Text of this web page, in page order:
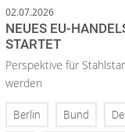
02.07.2026
NEUES EU-
STARTET
Perspektive für
werden
Berlin Bund